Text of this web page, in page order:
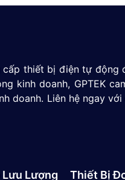
thiết bị điện tự
kinh doanh, GPTEK
doanh. Liên hệ ngay
Lượng Thiết Bị